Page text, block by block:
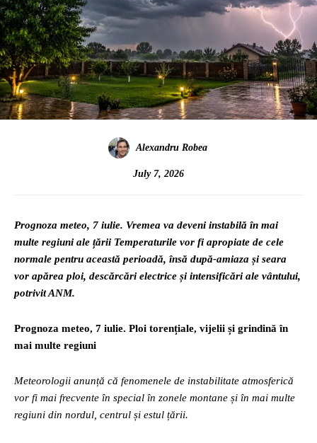
Alexandru Robea
July 7, 2026
Prognoza meteo, 7 iulie. Vremea va deveni instabilă în mai
multe regiuni ale țării Temperaturile vor fi apropiate de cele
normale pentru această perioadă, însă după-amiaza și seara
vor apărea ploi, descărcări electrice și intensificări ale vântului,
potrivit ANM.
Prognoza meteo, 7 iulie. Ploi torențiale, vijelii și grindină în
mai multe regiuni
Meteorologii anunță că fenomenele de instabilitate atmosferică
vor fi mai frecvente în special în zonele montane și în mai multe
regiuni din nordul, centrul și estul țării.